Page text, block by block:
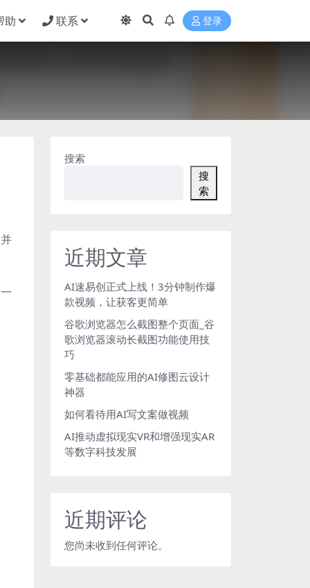
助 联系 登录
搜索
搜
索
近期文章
AI速易创正式上线！3分钟制作爆
款视频，让获客更简单
谷歌浏览器怎么截图整个页面_谷
歌浏览器滚动长截图功能使用技
巧
零基础都能应用的AI修图云设计
神器
如何看待用AI写文案做视频
AI推动虚拟现实VR和增强现实AR
等数字科技发展
近期评论
您尚未收到任何评论。